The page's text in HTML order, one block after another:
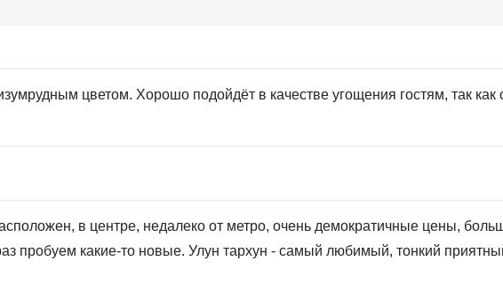
цветом. Хорошо подойдёт в качестве угощения гостям, так
в центре, недалеко от метро, очень демократичные цены,
пробуем какие-то новые. Улун тархун - самый любимый, тонкий